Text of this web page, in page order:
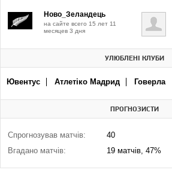
Ново_Зеландець
на сайте всего 15 лет 11
месяцев 3 дня
УЛЮБЛЕНІ КЛУБИ
Ювентус Атлетіко Мадрид Говерла
ПРОГНОЗИСТИ
Спрогнозував матчів:
40
Вгадано матчів:
19 матчів, 47%